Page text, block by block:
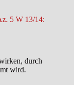
5 W 13/14:
durch
wird.